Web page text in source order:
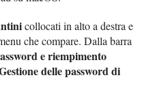
collocati in alto a destra e
che compare. Dalla barra
e riempimento
delle password di